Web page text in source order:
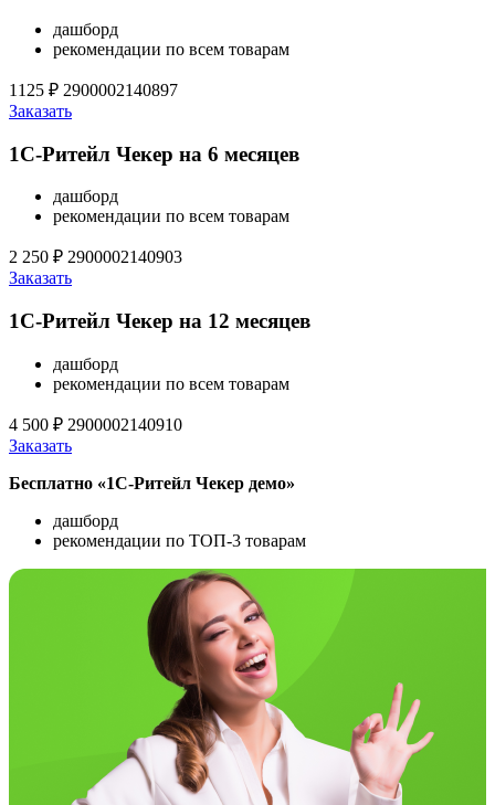
дашборд
рекомендации по всем товарам
1125 ₽ 2900002140897
Заказать
1С-Ритейл Чекер на 6 месяцев
дашборд
рекомендации по всем товарам
2 250 ₽ 2900002140903
Заказать
1С-Ритейл Чекер на 12 месяцев
дашборд
рекомендации по всем товарам
4 500 ₽ 2900002140910
Заказать
Бесплатно «1С-Ритейл Чекер демо»
дашборд
рекомендации по ТОП-3 товарам